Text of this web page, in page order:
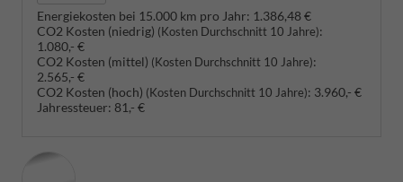
Energiekosten bei 15.000 km pro Jahr: 1.386,48 €
CO2 Kosten (niedrig) (Kosten Durchschnitt 10 Jahre):
1.080,- €
CO2 Kosten (mittel) (Kosten Durchschnitt 10 Jahre):
2.565,- €
CO2 Kosten (hoch) (Kosten Durchschnitt 10 Jahre): 3.960,- €
Jahressteuer: 81,- €